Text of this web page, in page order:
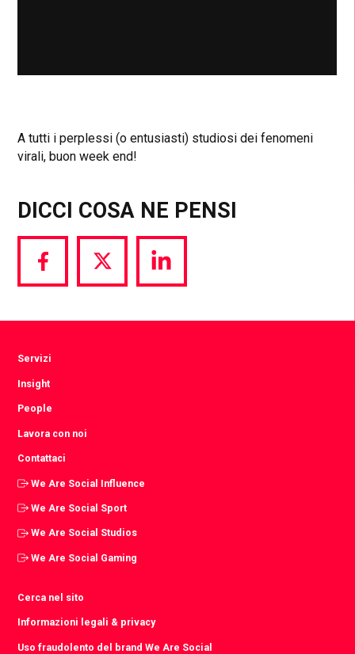
A tutti i perplessi (o entusiasti) studiosi dei fenomeni
virali, buon week end!
DICCI COSA NE PENSI
Share
via
Share
via
Share
via
Servizi
Insight
People
Lavora con noi
Contattaci
We Are Social Influence
We Are Social Sport
We Are Social Studios
We Are Social Gaming
Cerca nel sito
Informazioni legali & privacy
Uso fraudolento del brand We Are Social